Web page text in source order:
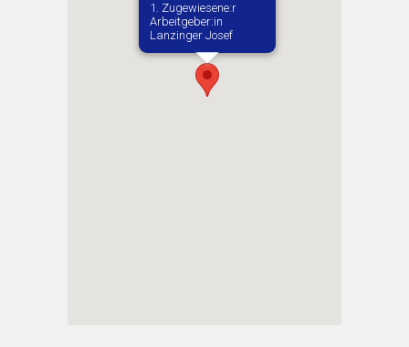
1. Zugewiesene:r
Arbeitgeber:in​
Lanzinger Josef